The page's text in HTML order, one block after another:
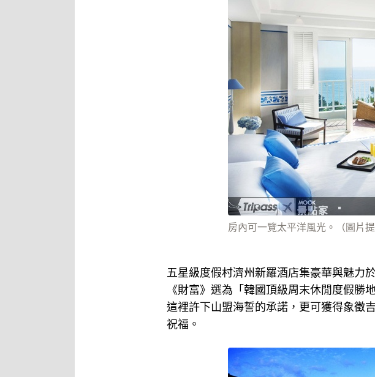
房內可一覽太平洋風光。（圖片
五星級度假村濟州新羅酒店集豪華與魅力
《財富》選為「韓國頂級周末休閒度假勝
這裡許下山盟海誓的承諾，更可獲得象徵
祝福。